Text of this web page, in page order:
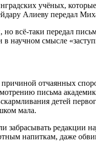
учёных,
Алиеву передал
всё-таки передал
научном смысле
причиной отчаянных
письма
детей
мала.
забрасывать
напиткам, даже